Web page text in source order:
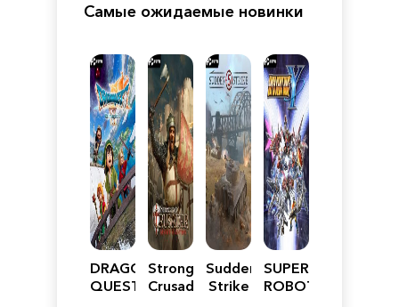
Самые ожидаемые новинки
DRAGON
QUEST
Stronghold
Crusader:
Sudden
Strike
SUPER
ROBOT